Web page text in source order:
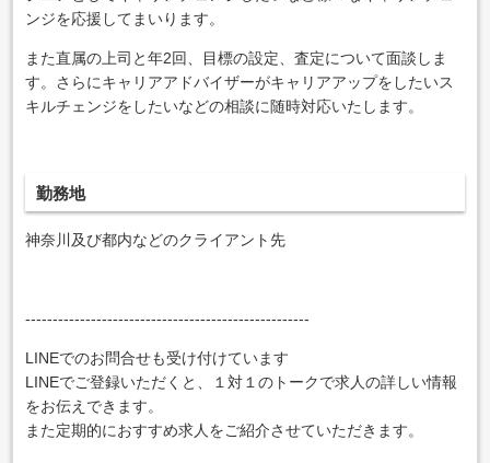
ンジを応援してまいります。
また直属の上司と年2回、目標の設定、査定について面談しま
す。さらにキャリアアドバイザーがキャリアアップをしたいス
キルチェンジをしたいなどの相談に随時対応いたします。
勤務地
神奈川及び都内などのクライアント先
----------------------------------------------------
LINEでのお問合せも受け付けています
LINEでご登録いただくと、１対１のトークで求人の詳しい情報
をお伝えできます。
また定期的におすすめ求人をご紹介させていただきます。